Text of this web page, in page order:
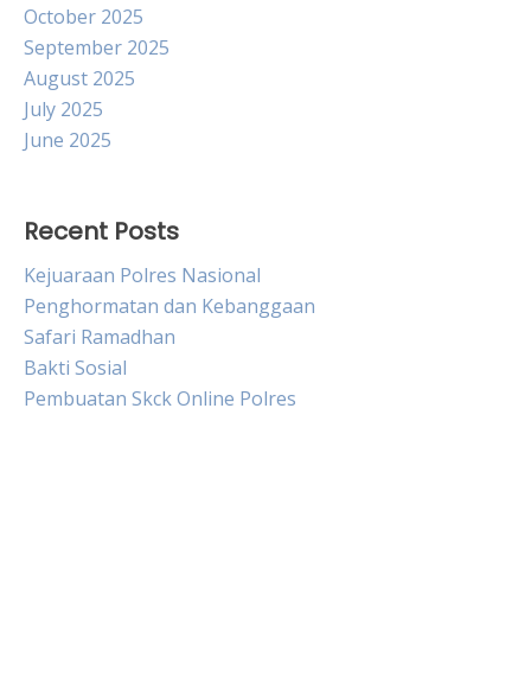
October 2025
September 2025
August 2025
July 2025
June 2025
Recent Posts
Kejuaraan Polres Nasional
Penghormatan dan Kebanggaan
Safari Ramadhan
Bakti Sosial
Pembuatan Skck Online Polres